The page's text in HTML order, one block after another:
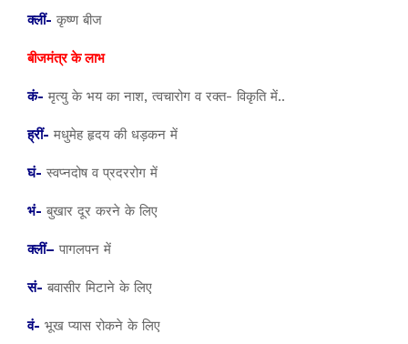
क्लीं- कृष्ण बीज
बीजमंत्र के लाभ
कं- मृत्यु के भय का नाश, त्वचारोग व रक्त- विकृति में..
ह्रीं- मधुमेह हृदय की धड़कन में
घं- स्वप्नदोष व प्रदररोग में
भं- बुखार दूर करने के लिए
क्लीं– पागलपन में
सं- बवासीर मिटाने के लिए
वं- भूख प्यास रोकने के लिए